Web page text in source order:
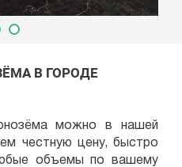
В ГОРОДЕ
можно в нашей
честную цену, быстро
объемы по вашему